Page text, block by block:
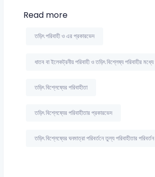
Read more
তড়িৎ পরিবাহী ও এর প্রকারভেদ
ধাতব বা ইলেকট্রনীয় পরিবাহী ও তড়িৎ বিশ্লেষ্য পরিবাহীর মধ্যে
তড়িৎ বিশ্লেষ্যের পরিবাহীতা
তড়িৎ বিশ্লেষ্যের পরিবাহীতার প্রকারভেদ
তড়িৎ বিশ্লেষ্যের ঘনমাত্রা পরিবর্তনে তুল্য পরিবাহীতার পরিবর্তন